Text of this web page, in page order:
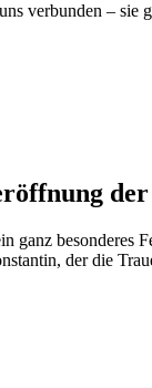
verbunden – sie
ganz besonderes
der die